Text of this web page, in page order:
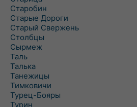
Старобин
Старые Дороги
Старый Свержень
Столбцы
Сырмеж
Таль
Талька
Танежицы
Тимковичи
Турец-Бояры
Турин